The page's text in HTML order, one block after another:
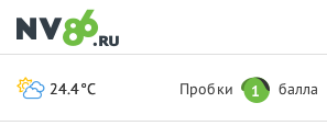
24.4°C Пробки 1 балла